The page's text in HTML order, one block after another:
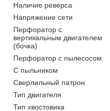
Наличие реверса
Напряжение сети
Перфоратор с
вертикальным двигателем
(бочка)
Перфоратор с пылесосом
С пыльником
Сверлильный патрон
Тип двигателя
Тип хвостовика